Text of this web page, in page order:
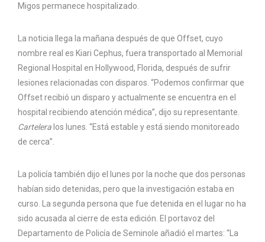
Migos permanece hospitalizado.
La noticia llega la mañana después de que Offset, cuyo
nombre real es Kiari Cephus, fuera transportado al Memorial
Regional Hospital en Hollywood, Florida, después de sufrir
lesiones relacionadas con disparos. “Podemos confirmar que
Offset recibió un disparo y actualmente se encuentra en el
hospital recibiendo atención médica”, dijo su representante.
Cartelera los lunes. “Está estable y está siendo monitoreado
de cerca”.
La policía también dijo el lunes por la noche que dos personas
habían sido detenidas, pero que la investigación estaba en
curso. La segunda persona que fue detenida en el lugar no ha
sido acusada al cierre de esta edición. El portavoz del
Departamento de Policía de Seminole añadió el martes: “La